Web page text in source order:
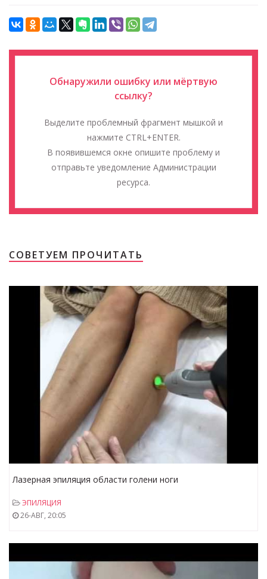
Обнаружили ошибку или мёртвую
ссылку?
Выделите проблемный фрагмент мышкой и
нажмите CTRL+ENTER.
В появившемся окне опишите проблему и
отправьте уведомление Администрации
ресурса.
СОВЕТУЕМ ПРОЧИТАТЬ
Лазерная эпиляция области голени ноги
ЭПИЛЯЦИЯ
26-АВГ, 20:05